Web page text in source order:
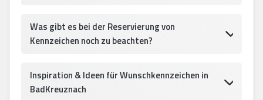
Was gibt es bei der Reservierung von
Kennzeichen noch zu beachten?
Inspiration & Ideen für Wunschkennzeichen in
BadKreuznach